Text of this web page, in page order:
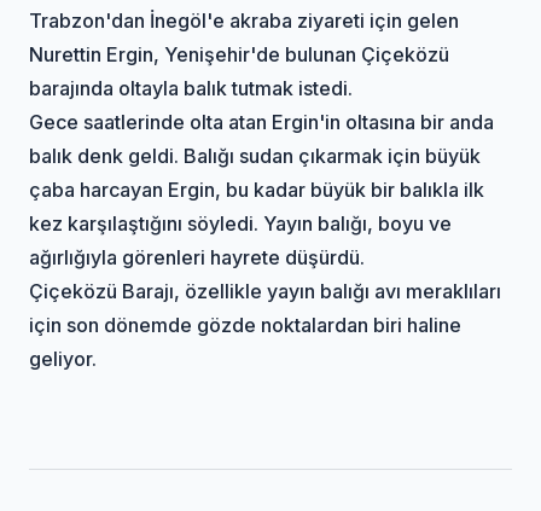
Trabzon'dan İnegöl'e akraba ziyareti için gelen
Nurettin Ergin, Yenişehir'de bulunan Çiçeközü
barajında oltayla balık tutmak istedi.
Gece saatlerinde olta atan Ergin'in oltasına bir anda
balık denk geldi. Balığı sudan çıkarmak için büyük
çaba harcayan Ergin, bu kadar büyük bir balıkla ilk
kez karşılaştığını söyledi. Yayın balığı, boyu ve
ağırlığıyla görenleri hayrete düşürdü.
Çiçeközü Barajı, özellikle yayın balığı avı meraklıları
için son dönemde gözde noktalardan biri haline
geliyor.